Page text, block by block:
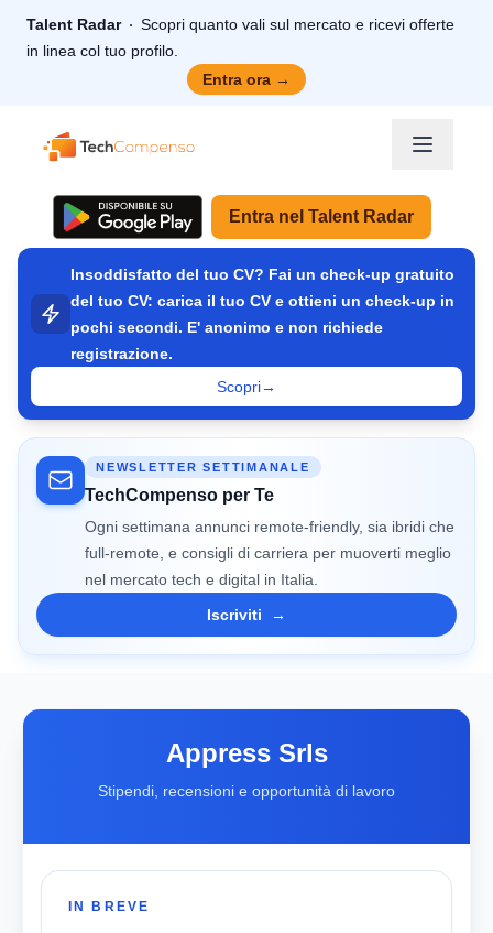
Talent Radar
Scopri quanto vali sul mercato e ricevi offerte
in linea col tuo profilo.
Entra ora →
TechCompenso
Entra nel Talent Radar
Insoddisfatto del tuo CV? Fai un check-up gratuito
del tuo CV: carica il tuo CV e ottieni un check-up in
pochi secondi. E' anonimo e non richiede
registrazione.
Scopri→
NEWSLETTER SETTIMANALE
TechCompenso per Te
Ogni settimana annunci remote-friendly, sia ibridi che
full-remote, e consigli di carriera per muoverti meglio
nel mercato tech e digital in Italia.
Iscriviti
→
Appress Srls
Stipendi, recensioni e opportunità di lavoro
IN BREVE